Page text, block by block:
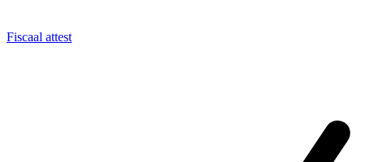
Fiscaal attest